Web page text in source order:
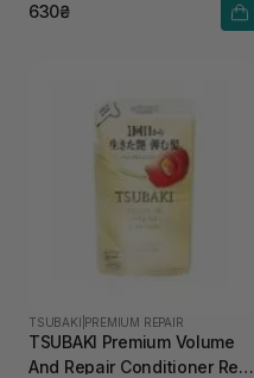
630₴
TSUBAKI PREMIUM REPAIR
TSUBAKI Premium Volume
And Repair Conditioner Refill